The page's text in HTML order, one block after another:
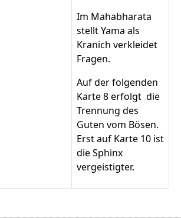
Im Mahabharata
stellt Yama als
Kranich verkleidet
Fragen.
Auf der folgenden
Karte 8 erfolgt die
Trennung des
Guten vom Bösen.
Erst auf Karte 10 ist
die Sphinx
vergeistigter.